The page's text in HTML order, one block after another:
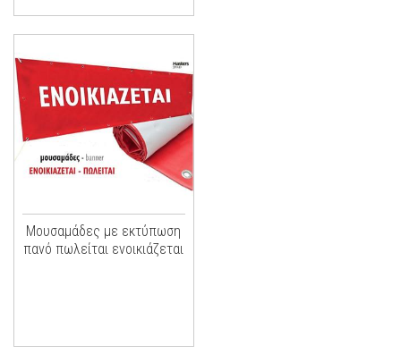
Μουσαμάδες με εκτύπωση
πανό πωλείται ενοικιάζεται